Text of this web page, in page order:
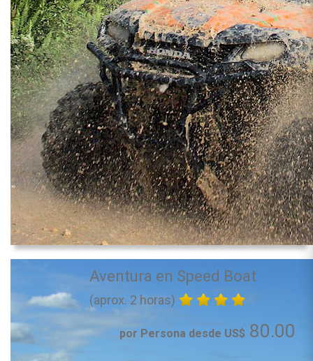
Aventura en Speed Boat
(aprox. 2 horas)
por Persona desde US$ 80.00